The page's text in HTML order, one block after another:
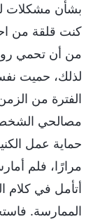
بشأن مشكلات
كنت قلقة من
من أن تحمي
لذلك، حميت
الفترة من
مصالحي
حماية عمل
مرارًا، فلم
أتأمل في
الممارسة.